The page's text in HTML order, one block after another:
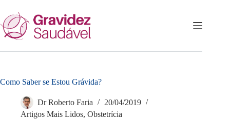
para
o
conteúdo
Como Saber se Estou Grávida?
Dr Roberto Faria
20/04/2019
Artigos Mais Lidos, Obstetrícia